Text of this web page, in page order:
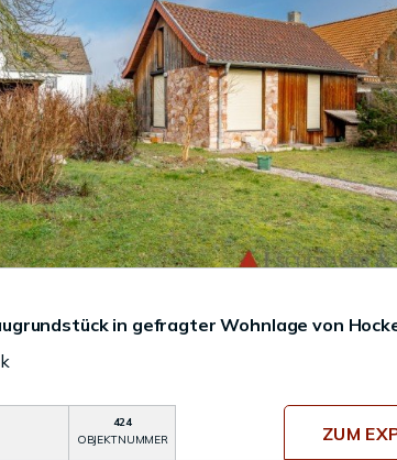
in gefragter Wohnlage von
424
OBJEKTNUMMER
ZUM